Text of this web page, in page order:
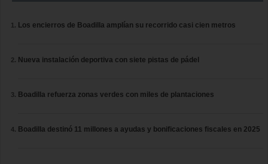
Los encierros de Boadilla amplían su recorrido casi cien metros
Nueva instalación deportiva con siete pistas de pádel
Boadilla refuerza zonas verdes con miles de plantaciones
Boadilla destinó 11 millones a ayudas y bonificaciones fiscales en 2025